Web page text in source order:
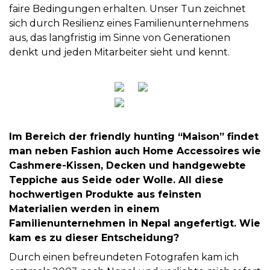
faire Bedingungen erhalten. Unser Tun zeichnet
sich durch Resilienz eines Familienunternehmens
aus, das langfristig im Sinne von Generationen
denkt und jeden Mitarbeiter sieht und kennt.
Im Bereich der friendly hunting “Maison” findet
man neben Fashion auch Home Accessoires wie
Cashmere-Kissen, Decken und handgewebte
Teppiche aus Seide oder Wolle. All diese
hochwertigen Produkte aus feinsten
Materialien werden in einem
Familienunternehmen in Nepal angefertigt. Wie
kam es zu dieser Entscheidung?
Durch einen befreundeten Fotografen kam ich